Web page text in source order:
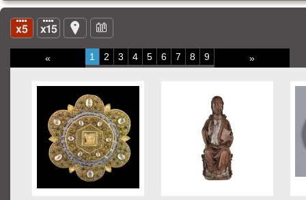
« 1 2 3 4 5 6 7 8 9 »